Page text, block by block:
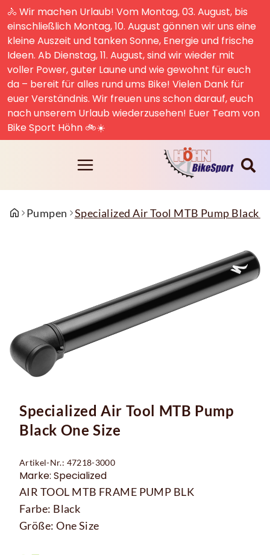
🚴 Wir machen Urlaub! Vom Montag, 03. August, bis
einschließlich Montag, 10. August gönnen wir uns eine
kleine Auszeit und tanken Sonne, Energie und frische
Ideen. Ab Dienstag, 11. August, sind wir wieder mit
voller Power, guter Laune und wie gewohnt für euch
da – bereit für alles rund ums Bike! Vielen Dank für
euer Verständnis. Wir freuen uns schon darauf, euch
nach unserem Urlaub wiederzusehen! Euer Team von
Bike Sport Höhn 🚲☀️
Pumpen Specialized Air Tool MTB Pump Black
Specialized Air Tool MTB Pump
Black One Size
Artikel-Nr.: 47218-3000
Marke: Specialized
AIR TOOL MTB FRAME PUMP BLK
Farbe: Black
Größe: One Size